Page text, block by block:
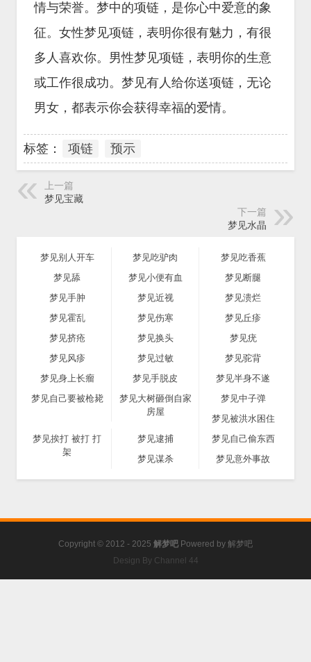
情与荣誉。梦中的项链，是你心中爱意的象
征。女性梦见项链，表明你很有魅力，有很
多人喜欢你。男性梦见项链，表明你的生意
或工作很成功。梦见有人给你送项链，无论
男女，都表示你会获得幸福的爱情。
标签： 项链 预示
上一篇
梦见宝藏
下一篇
梦见水晶
梦见别人开车 梦见吃驴肉
梦见吃香蕉
梦见舔
梦见小便有血
梦见断腿
梦见手肿
梦见近视
梦见溃烂
梦见霍乱
梦见伤寒
梦见丘疹
梦见挤疮
梦见换头
梦见疣
梦见风疹
梦见过敏
梦见驼背
梦见身上长瘤
梦见手脱皮
梦见半身不遂
梦见自己要被枪毙
梦见大树砸倒自家
房屋
梦见中子弹
梦见被洪水困住
梦见挨打 被打 打
架
梦见逮捕
梦见自己偷东西
梦见谋杀
梦见意外事故
Copyright © 2012 - 2025 解梦吧 Powered by 解梦吧
Design By Channel 44